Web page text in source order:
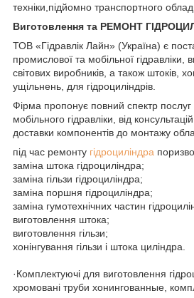
техніки,підйомно транспортного
Виготовлення та РЕМОНТ
ТОВ «Гідравлік Лайн» (Україна) є
промислової та мобільної гідравліки,
світових виробників, а також штоків,
ущільнень, для гідроциліндрів.
Фірма пропонує повний спектр послуг
мобільного гідравліки, від
доставки компонентів до монтажу
під час ремонту гідроциліндра
заміна штока гідроциліндра;
заміна гільзи гідроциліндра;
заміна поршня гідроциліндра;
заміна гумотехнічних частин
виготовлення штока;
виготовлення гільзи;
хонінгування гільзи і штока циліндра.
·Комплектуючі для виготовлення
хромовані труби хонингованные,